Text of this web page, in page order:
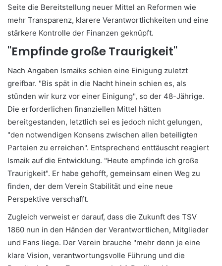
Seite die Bereitstellung neuer Mittel an Reformen wie
mehr Transparenz, klarere Verantwortlichkeiten und eine
stärkere Kontrolle der Finanzen geknüpft.
"Empfinde große Traurigkeit"
Nach Angaben Ismaiks schien eine Einigung zuletzt
greifbar. "Bis spät in die Nacht hinein schien es, als
stünden wir kurz vor einer Einigung", so der 48-Jährige.
Die erforderlichen finanziellen Mittel hätten
bereitgestanden, letztlich sei es jedoch nicht gelungen,
"den notwendigen Konsens zwischen allen beteiligten
Parteien zu erreichen". Entsprechend enttäuscht reagiert
Ismaik auf die Entwicklung. "Heute empfinde ich große
Traurigkeit". Er habe gehofft, gemeinsam einen Weg zu
finden, der dem Verein Stabilität und eine neue
Perspektive verschafft.
Zugleich verweist er darauf, dass die Zukunft des TSV
1860 nun in den Händen der Verantwortlichen, Mitglieder
und Fans liege. Der Verein brauche "mehr denn je eine
klare Vision, verantwortungsvolle Führung und die